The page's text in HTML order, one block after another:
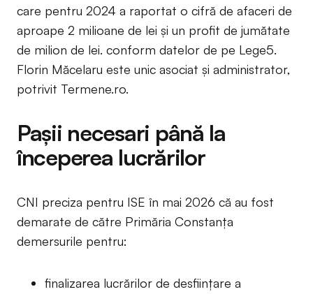
care pentru 2024 a raportat o cifră de afaceri de
aproape 2 milioane de lei și un profit de jumătate
de milion de lei. conform datelor de pe Lege5.
Florin Măcelaru este unic asociat și administrator,
potrivit Termene.ro.
Pașii necesari până la
începerea lucrărilor
CNI preciza pentru ISE în mai 2026 că au fost
demarate de către Primăria Constanța
demersurile pentru:
finalizarea lucrărilor de desfiinţare a